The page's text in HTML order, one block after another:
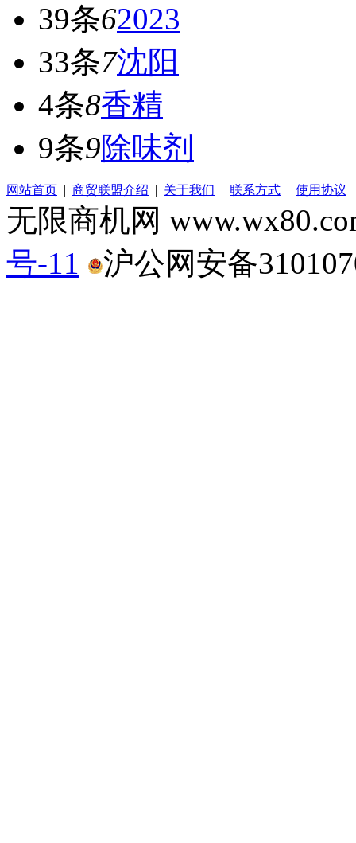
39条62023
33条7沈阳
4条8香精
9条9除味剂
网站首页 | 商贸联盟介绍 | 关于我们 | 联系方式 | 使用协议
无限商机网
号-11
沪公网安备